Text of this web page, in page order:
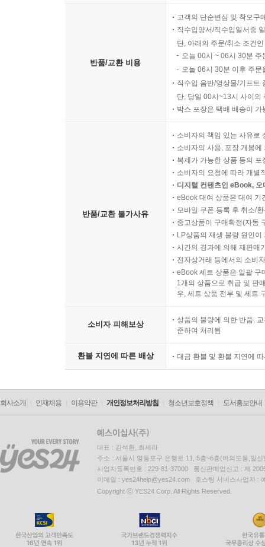
반품/교환 비용
고객의 단순변심 및 착오구
직수입양서/직수입일서중
단, 아래의 주문/취소 조건
오늘 00시 ~ 06시 30분
오늘 06시 30분 이후 주
직수입 음반/영상물/기프트
단, 당일 00시~13시 사이의
박스 포장은 택배 배송이
반품/교환 불가사유
소비자의 책임 있는 사유로
소비자의 사용, 포장 개봉
복제가 가능한 상품 등의
소비자의 요청에 따라 개별
디지털 컨텐츠인 eBook,
eBook 대여 상품은 대여 기
모바일 쿠폰 등록 후 취소/
중고상품이 구매확정(자동
LP상품의 재생 불량 원인
시간의 경과에 의해 재판매
전자상거래 등에서의 소비
eBook 세트 상품은 일괄 구
1개의 상품으로 취급 및 판
우, 세트 상품 전부 및 세트
소비자 피해보상
상품의 불량에 의한 반품,
준하여 처리됨
환불 지연에 따른 배상 대금 환불 및 환불 지연에
회사소개 인재채용 이용약관 개인정보처리방침 청소년보호정책 도서홍보안내
대표 : 김석환, 최세라
주소 : 서울시 영등포구 은행로 11, 5층~6층(여의도동,일신
사업자등록번호 : 229-81-37000 통신판매업신고 : 제
이메일 : yes24help@yes24.com 호스팅 서비스사업자 :
Copyright ⓒ YES24 Corp. All Rights Reserved.